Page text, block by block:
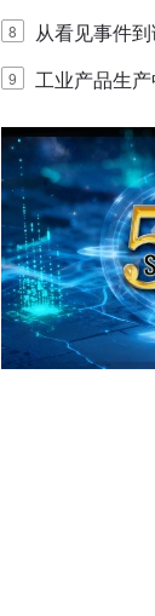
联安全产品
8
从看见事件到
E IQ 3.20开
9
工业产品生
的实践与探讨